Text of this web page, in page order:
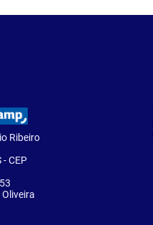
Ribeiro
CEP